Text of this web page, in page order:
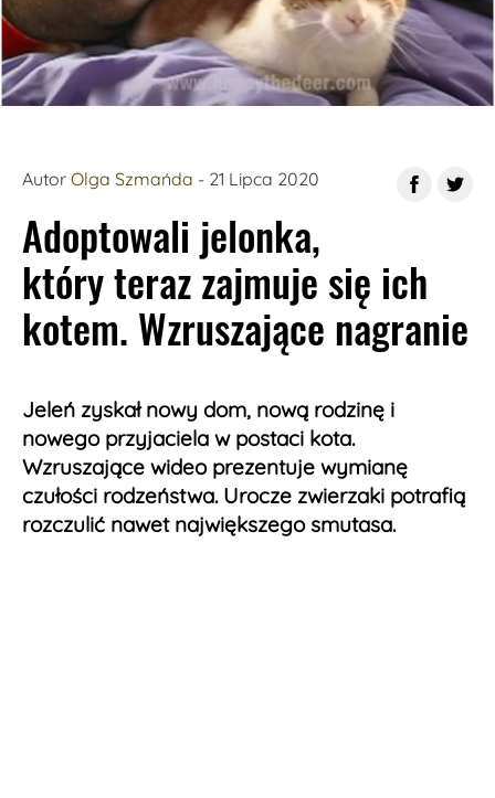
Autor Olga Szmańda - 21 Lipca 2020
Adoptowali jelonka,
który teraz zajmuje się ich
kotem. Wzruszające nagranie
Jeleń zyskał nowy dom, nową rodzinę i
nowego przyjaciela w postaci kota.
Wzruszające wideo prezentuje wymianę
czułości rodzeństwa. Urocze zwierzaki potrafią
rozczulić nawet największego smutasa.